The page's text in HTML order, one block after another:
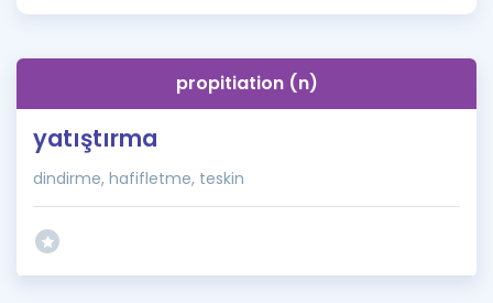
İngilizce Gramerpropitiation (n)
yatıştırma
dindirme, hafifletme, teskin